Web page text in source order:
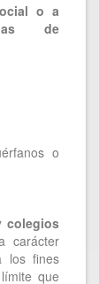
o a
de
o
colegios
carácter
los fines
que